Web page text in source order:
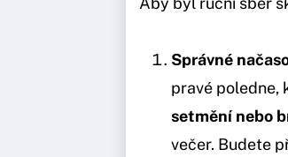
Správné
pravé poledne,
setmění nebo
večer. Budete